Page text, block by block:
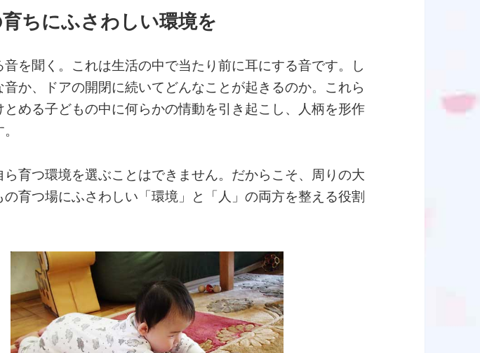
ちにふさわしい環境を
音を聞く。これは生活の中で当たり前に耳にする音です。し
か、ドアの開閉に続いてどんなことが起きるのか。これら
とめる子どもの中に何らかの情動を引き起こし、人柄を形作
ら育つ環境を選ぶことはできません。だからこそ、周りの大
の育つ場にふさわしい「環境」と「人」の両方を整える役割